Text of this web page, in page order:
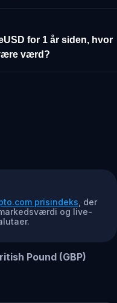
for 1 år siden, hvor
værd?
prisindeks , der
og live-
Pound (GBP)